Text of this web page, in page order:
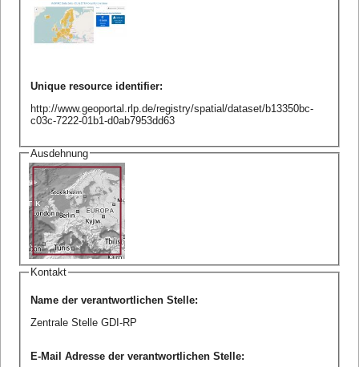
Unique resource identifier:
http://www.geoportal.rlp.de/registry/spatial/dataset/b13350bc-
c03c-7222-01b1-d0ab7953dd63
Ausdehnung
Kontakt
Name der verantwortlichen Stelle:
Zentrale Stelle GDI-RP
E-Mail Adresse der verantwortlichen Stelle: